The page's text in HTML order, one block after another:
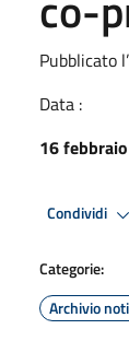
Pubblicato
Data :
16
Condividi
Categorie:
Archivio